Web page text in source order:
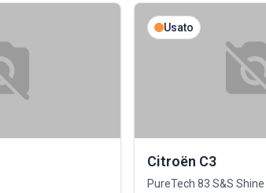
Usato
Citroën C3
PureTech 83 S&S Shine